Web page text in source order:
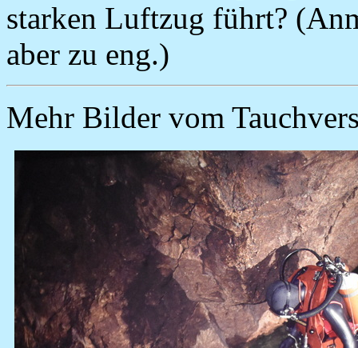
starken Luftzug führt?
aber zu eng.)
Mehr Bilder vom